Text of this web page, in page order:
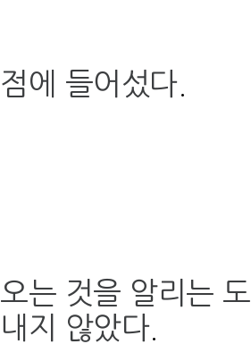
에 들어섰다.
는 것을 알리는
지 않았다.